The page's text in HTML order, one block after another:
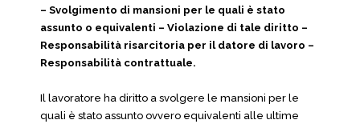
– Svolgimento di mansioni per le quali è stato
assunto o equivalenti – Violazione di tale diritto –
Responsabilità risarcitoria per il datore di lavoro –
Responsabilità contrattuale.
Il lavoratore ha diritto a svolgere le mansioni per le
quali è stato assunto ovvero equivalenti alle ultime